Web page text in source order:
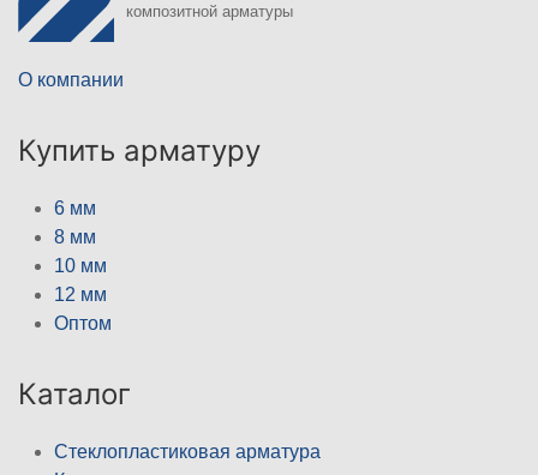
композитной арматуры
О компании
Купить арматуру
6 мм
8 мм
10 мм
12 мм
Оптом
Каталог
Стеклопластиковая арматура